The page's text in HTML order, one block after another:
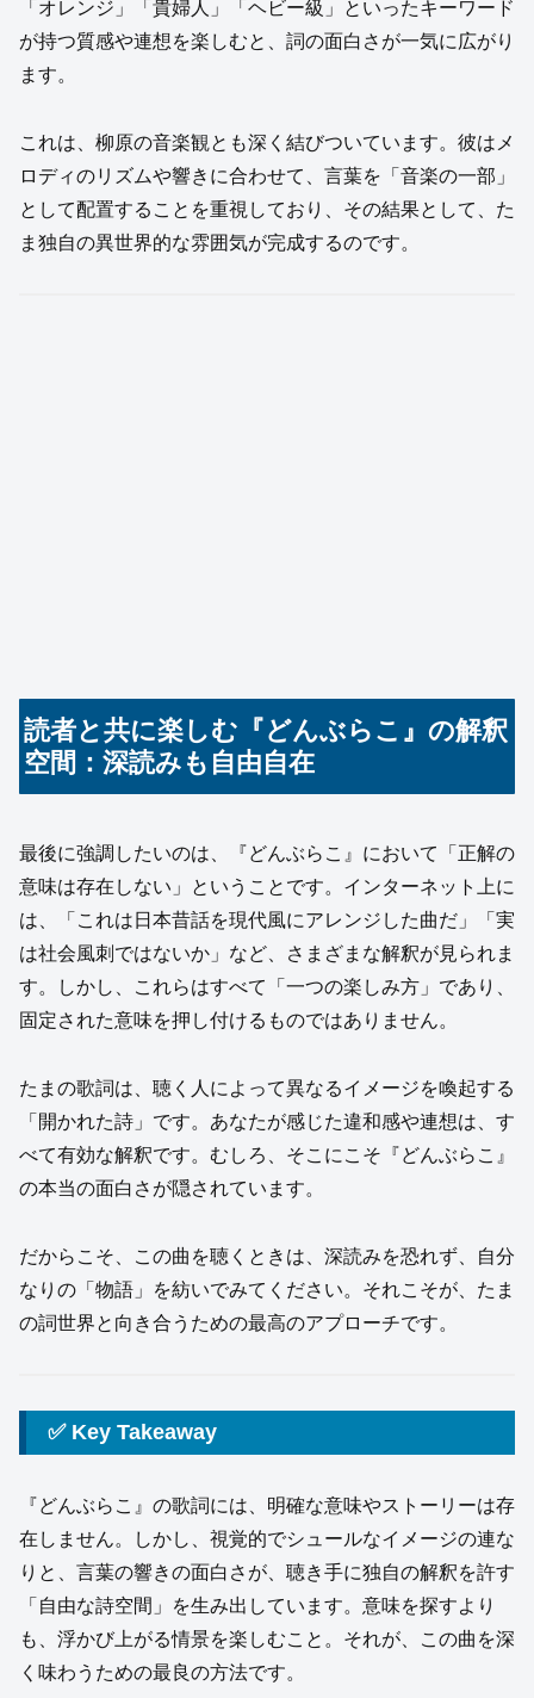
「オレンジ」「貴婦人」「ヘビー級」といったキーワード
が持つ質感や連想を楽しむと、詞の面白さが一気に広がり
ます。
これは、柳原の音楽観とも深く結びついています。彼はメ
ロディのリズムや響きに合わせて、言葉を「音楽の一部」
として配置することを重視しており、その結果として、た
ま独自の異世界的な雰囲気が完成するのです。
読者と共に楽しむ『どんぶらこ』の解釈
空間：深読みも自由自在
最後に強調したいのは、『どんぶらこ』において「正解の
意味は存在しない」ということです。インターネット上に
は、「これは日本昔話を現代風にアレンジした曲だ」「実
は社会風刺ではないか」など、さまざまな解釈が見られま
す。しかし、これらはすべて「一つの楽しみ方」であり、
固定された意味を押し付けるものではありません。
たまの歌詞は、聴く人によって異なるイメージを喚起する
「開かれた詩」です。あなたが感じた違和感や連想は、す
べて有効な解釈です。むしろ、そこにこそ『どんぶらこ』
の本当の面白さが隠されています。
だからこそ、この曲を聴くときは、深読みを恐れず、自分
なりの「物語」を紡いでみてください。それこそが、たま
の詞世界と向き合うための最高のアプローチです。
✅ Key Takeaway
『どんぶらこ』の歌詞には、明確な意味やストーリーは存
在しません。しかし、視覚的でシュールなイメージの連な
りと、言葉の響きの面白さが、聴き手に独自の解釈を許す
「自由な詩空間」を生み出しています。意味を探すより
も、浮かび上がる情景を楽しむこと。それが、この曲を深
く味わうための最良の方法です。